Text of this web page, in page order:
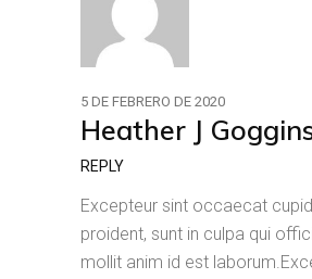
5 DE FEBRERO DE 2020
Heather J
REPLY
Excepteur sint occaecat
proident, sunt in culpa qui
mollit anim id est